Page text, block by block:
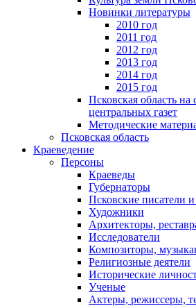
Новинки литературы
2010 год
2011 год
2012 год
2013 год
2014 год
2015 год
Псковская область на
центральных газет
Методические
Псковская область
Краеведение
Персоны
Краеведы
Губернаторы
Псковские писатели
Художники
Архитекторы,
Исследователи
Композиторы,
Религиозные деятели
Исторические
Ученые
Актеры, режиссеры,